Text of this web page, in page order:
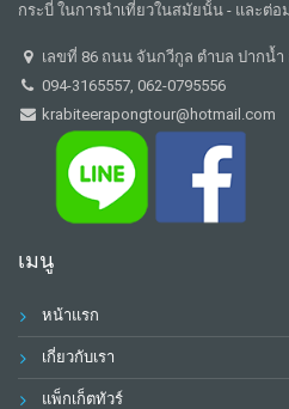
กระบี่ ในการนำเที่ยวในสมัยนั้น - และต่
เลขที่ 86 ถนน จันกวีกูล ตำบล ปากน้ำ
094-3165557, 062-0795556
krabiteerapongtour@hotmail.com
เมนู
หน้าแรก
เกี่ยวกับเรา
แพ็กเก็ตทัวร์